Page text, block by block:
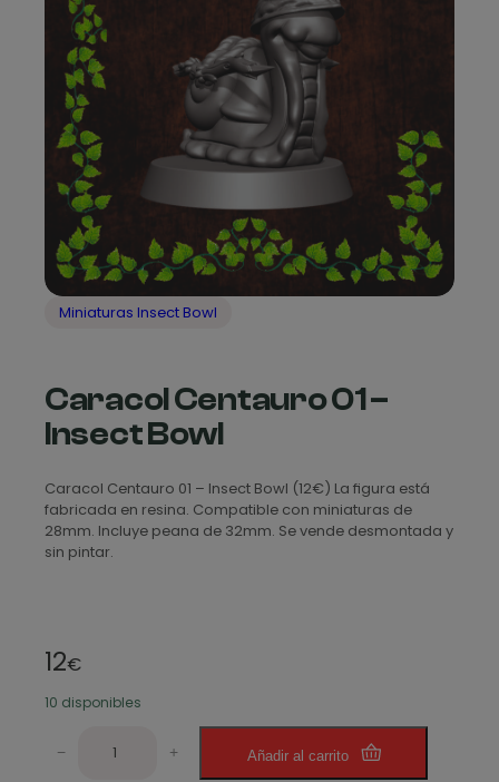
Miniaturas Insect Bowl
Caracol Centauro 01 –
Insect Bowl
Caracol Centauro 01 – Insect Bowl (12€) La figura está
fabricada en resina. Compatible con miniaturas de
28mm. Incluye peana de 32mm. Se vende desmontada y
sin pintar.
12€
10 disponibles
− + Añadir al carrito